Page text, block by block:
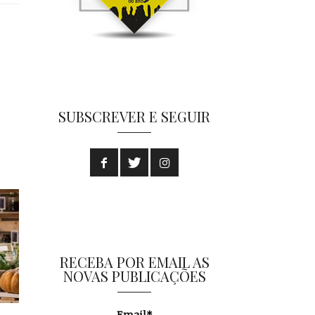
SUBSCREVER E SEGUIR
RECEBA POR EMAIL AS
NOVAS PUBLICAÇÕES